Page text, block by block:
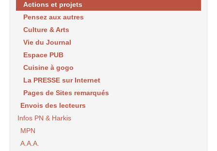
Actions et projets
Pensez aux autres
Culture & Arts
Vie du Journal
Espace PUB
Cuisine à gogo
La PRESSE sur Internet
Pages de Sites remarqués
Envois des lecteurs
Infos PN & Harkis
MPN
A.A.A.